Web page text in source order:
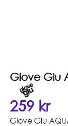
Glove Glu
259 kr
Glove Glu